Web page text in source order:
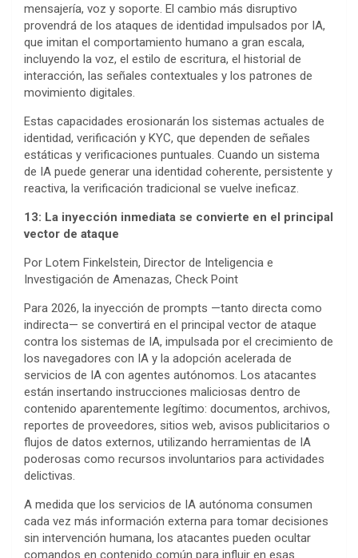
mensajería, voz y soporte. El cambio más disruptivo
provendrá de los ataques de identidad impulsados ​​por IA,
que imitan el comportamiento humano a gran escala,
incluyendo la voz, el estilo de escritura, el historial de
interacción, las señales contextuales y los patrones de
movimiento digitales.
Estas capacidades erosionarán los sistemas actuales de
identidad, verificación y KYC, que dependen de señales
estáticas y verificaciones puntuales. Cuando un sistema
de IA puede generar una identidad coherente, persistente y
reactiva, la verificación tradicional se vuelve ineficaz.
13: La inyección inmediata se convierte en el principal
vector de ataque
Por Lotem Finkelstein, Director de Inteligencia e
Investigación de Amenazas, Check Point
Para 2026, la inyección de prompts —tanto directa como
indirecta— se convertirá en el principal vector de ataque
contra los sistemas de IA, impulsada por el crecimiento de
los navegadores con IA y la adopción acelerada de
servicios de IA con agentes autónomos. Los atacantes
están insertando instrucciones maliciosas dentro de
contenido aparentemente legítimo: documentos, archivos,
reportes de proveedores, sitios web, avisos publicitarios o
flujos de datos externos, utilizando herramientas de IA
poderosas como recursos involuntarios para actividades
delictivas.
A medida que los servicios de IA autónoma consumen
cada vez más información externa para tomar decisiones
sin intervención humana, los atacantes pueden ocultar
comandos en contenido común para influir en esas